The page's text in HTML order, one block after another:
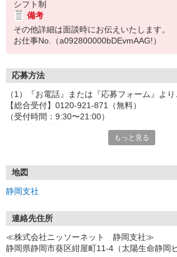
シフト制
備考
その他詳細は面談時にお伝えいたします。
お仕事No.（a092800000bDEvmAAG!）
応募方法
（1）『お電話』または『応募フォーム』より
【総合受付】0120-921-871（無料）
（受付時間：9:30〜21:00）
「e-aidemを見て」とお伝えいただけるとスム
◎応募フォームからのご応募は24時間受付中
（2）面談・登録の実施
ご都合のよいお日にちをお聞かせください。
↓
（3）選考・お仕事のご案内
↓
もっと見る
地図
静岡支社
連絡先住所
≪株式会社ニッソーネット 静岡支社≫
静岡県静岡市葵区紺屋町11-4（太陽生命静岡